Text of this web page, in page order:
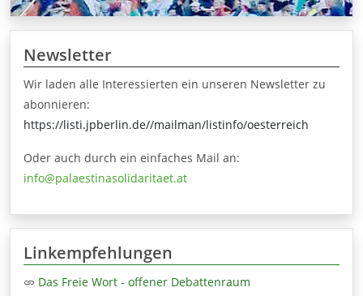
Newsletter
Wir laden alle Interessierten ein unseren Newsletter zu
abonnieren:
https://listi.jpberlin.de//mailman/listinfo/oesterreich
Oder auch durch ein einfaches Mail an:
info@palaestinasolidaritaet.at
Linkempfehlungen
Das Freie Wort - offener Debattenraum